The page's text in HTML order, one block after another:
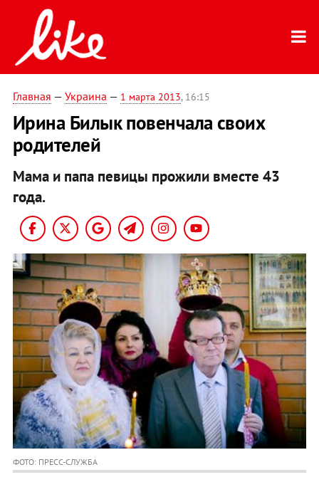
Главная — Украина — 1 марта 2013, 16:15
Ирина Билык повенчала своих
родителей
Мама и папа певицы прожили вместе 43
года.
ФОТО: ПРЕСС-СЛУЖБА